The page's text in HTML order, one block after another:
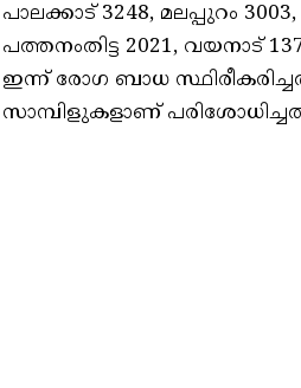
പാലക്കാട് 3248, മലപ്പുറം
പത്തനംതിട്ട 2021, വയനാട്
ഇന്ന് രോഗ ബാധ
സാമ്പിളുകളാണ്